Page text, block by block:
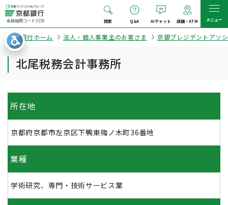
金融機関コード:0158 検索 Q&A AIチャット 店舗・ATM メニュー
京都銀行ホーム 法人・個人事業主のお客さま 京銀プレジデントアソ
北尾税務会計事務所
所在地
京都府京都市左京区下鴨東梅ノ木町36番地
業種
学術研究、専門・技術サービス業